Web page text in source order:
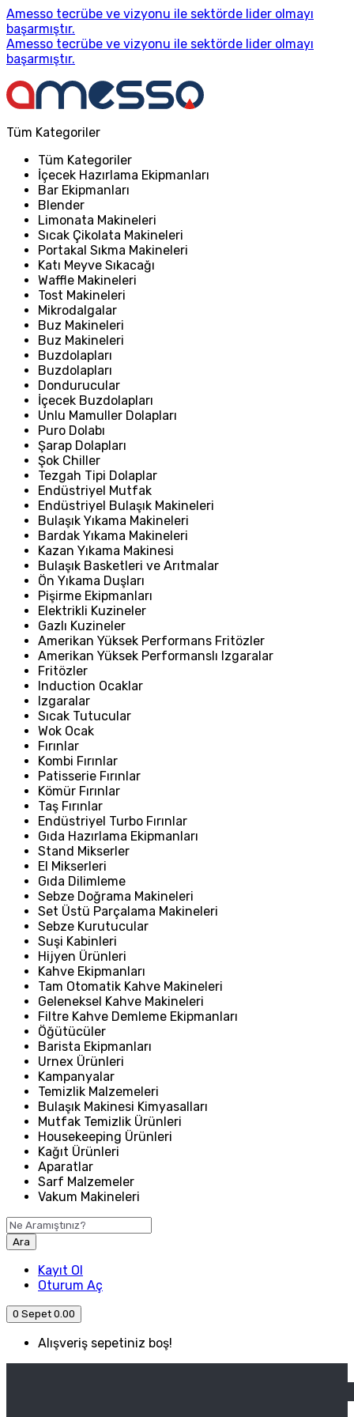
Amesso tecrübe ve vizyonu ile sektörde lider olmayı
başarmıştır.
Amesso tecrübe ve vizyonu ile sektörde lider olmayı
başarmıştır.
Tüm Kategoriler
Tüm Kategoriler
İçecek Hazırlama Ekipmanları
Bar Ekipmanları
Blender
Limonata Makineleri
Sıcak Çikolata Makineleri
Portakal Sıkma Makineleri
Katı Meyve Sıkacağı
Waffle Makineleri
Tost Makineleri
Mikrodalgalar
Buz Makineleri
Buz Makineleri
Buzdolapları
Buzdolapları
Dondurucular
İçecek Buzdolapları
Unlu Mamuller Dolapları
Puro Dolabı
Şarap Dolapları
Şok Chiller
Tezgah Tipi Dolaplar
Endüstriyel Mutfak
Endüstriyel Bulaşık Makineleri
Bulaşık Yıkama Makineleri
Bardak Yıkama Makineleri
Kazan Yıkama Makinesi
Bulaşık Basketleri ve Arıtmalar
Ön Yıkama Duşları
Pişirme Ekipmanları
Elektrikli Kuzineler
Gazlı Kuzineler
Amerikan Yüksek Performans Fritözler
Amerikan Yüksek Performanslı Izgaralar
Fritözler
Induction Ocaklar
Izgaralar
Sıcak Tutucular
Wok Ocak
Fırınlar
Kombi Fırınlar
Patisserie Fırınlar
Kömür Fırınlar
Taş Fırınlar
Endüstriyel Turbo Fırınlar
Gıda Hazırlama Ekipmanları
Stand Mikserler
El Mikserleri
Gıda Dilimleme
Sebze Doğrama Makineleri
Set Üstü Parçalama Makineleri
Sebze Kurutucular
Suşi Kabinleri
Hijyen Ürünleri
Kahve Ekipmanları
Tam Otomatik Kahve Makineleri
Geleneksel Kahve Makineleri
Filtre Kahve Demleme Ekipmanları
Öğütücüler
Barista Ekipmanları
Urnex Ürünleri
Kampanyalar
Temizlik Malzemeleri
Bulaşık Makinesi Kimyasalları
Mutfak Temizlik Ürünleri
Housekeeping Ürünleri
Kağıt Ürünleri
Aparatlar
Sarf Malzemeler
Vakum Makineleri
Ara
Kayıt Ol
Oturum Aç
0 Sepet 0.00
Alışveriş sepetiniz boş!